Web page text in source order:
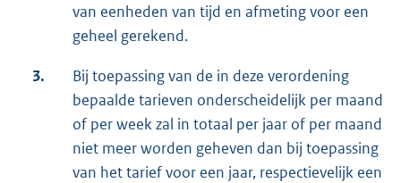
van eenheden van tijd en afmeting voor een
geheel gerekend.
3.
Bij toepassing van de in deze verordening
bepaalde tarieven onderscheidelijk per maand
of per week zal in totaal per jaar of per maand
niet meer worden geheven dan bij toepassing
van het tarief voor een jaar, respectievelijk een